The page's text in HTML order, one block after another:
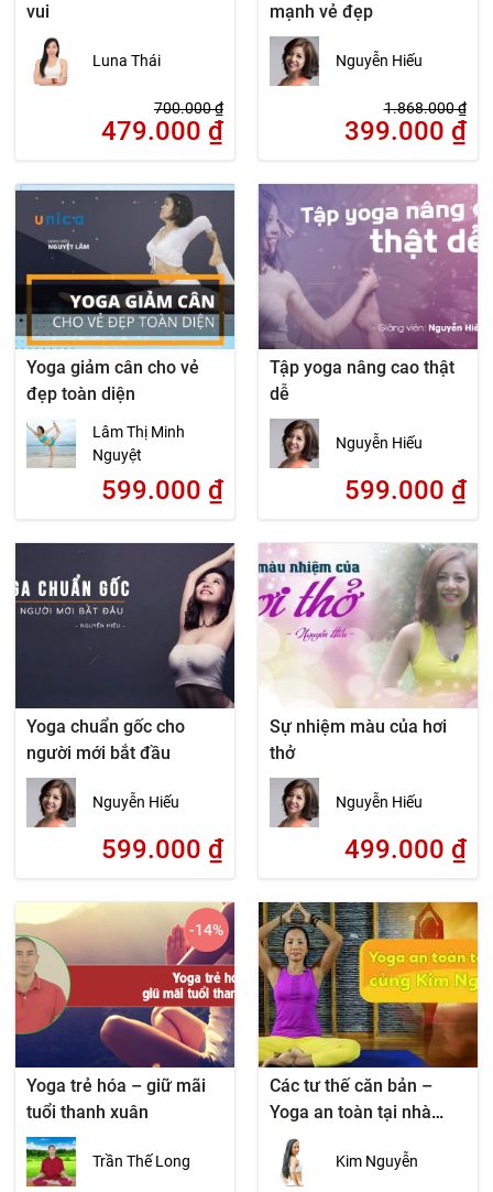
vui
Luna Thái
700.000₫
479.000 ₫
mạnh vẻ đẹp
Nguyễn Hiếu
1.868.000₫
399.000 ₫
Yoga giảm cân cho vẻ
đẹp toàn diện
Lâm Thị Minh
Nguyệt
599.000 ₫
Tập yoga nâng cao thật
dễ
Nguyễn Hiếu
599.000 ₫
Yoga chuẩn gốc cho
người mới bắt đầu
Nguyễn Hiếu
599.000 ₫
Sự nhiệm màu của hơi
thở
Nguyễn Hiếu
499.000 ₫
Yoga trẻ hóa – giữ mãi
tuổi thanh xuân
Trần Thế Long
-14%
Các tư thế căn bản –
Yoga an toàn tại nhà
cùng Kim Nguyễn
Kim Nguyễn